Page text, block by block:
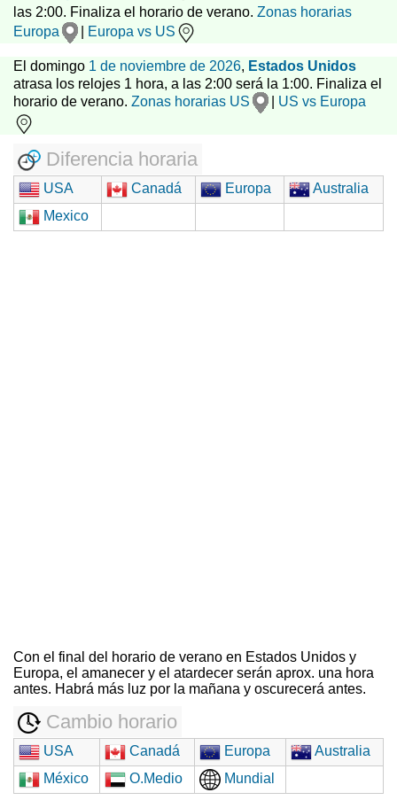
las 2:00. Finaliza el horario de verano. Zonas horarias
Europa
Europa vs US
El domingo 1 de noviembre de 2026, Estados Unidos
atrasa los relojes 1 hora, a las 2:00 será la 1:00. Finaliza el
horario de verano. Zonas horarias US US vs Europa
Diferencia horaria
USA Canadá Europa
Australia
Mexico
Con el final del horario de verano en Estados Unidos y
Europa, el amanecer y el atardecer serán aprox. una hora
antes. Habrá más luz por la mañana y oscurecerá antes.
Cambio horario
USA Canadá Europa
Australia
México
O.Medio Mundial